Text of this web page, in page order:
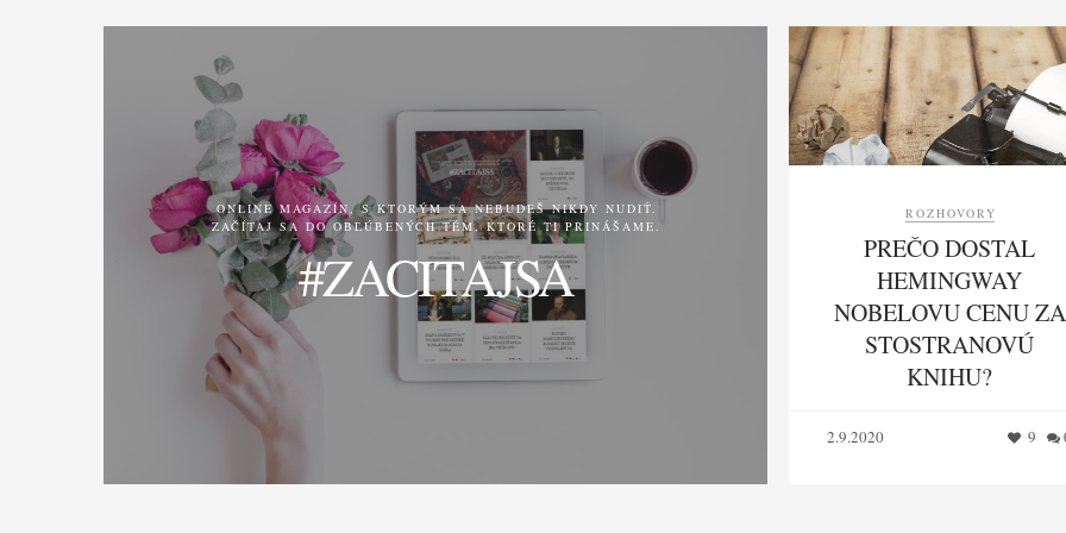
ONLINE MAGAZÍN, S KTORÝM SA NEBUDEŠ NIKDY NUDIŤ.
ZAČÍTAJ SA DO OBĽÚBENÝCH TÉM, KTORÉ TI PRINÁŠAME.
#ZACITAJSA
ROZHOVORY
PREČO DOSTAL
HEMINGWAY
NOBELOVU CENU ZA
STOSTRANOVÚ
KNIHU?
2.9.2020 9